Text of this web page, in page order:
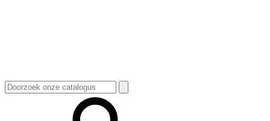
Zoeken
naar: